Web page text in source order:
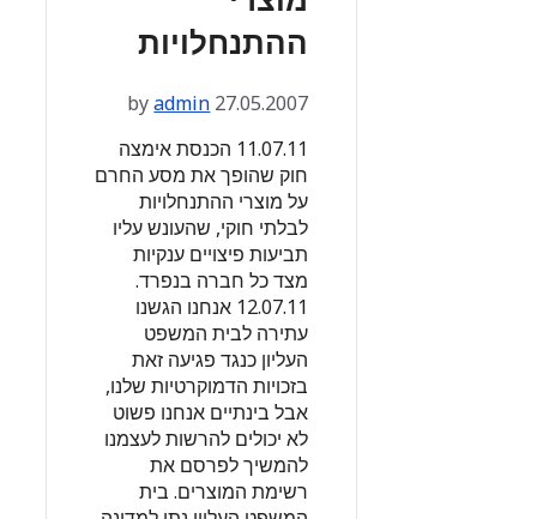
ההתנחלויות
27.05.2007
byadmin
11.07.11 הכנסת אימצה
חוק שהופך את מסע החרם
על מוצרי ההתנחלויות
לבלתי חוקי, שהעונש עליו
תביעות פיצויים ענקיות
מצד כל חברה בנפרד.
12.07.11 אנחנו הגשנו
עתירה לבית המשפט
העליון כנגד פגיעה זאת
בזכויות הדמוקרטיות שלנו,
אבל בינתיים אנחנו פשוט
לא יכולים להרשות לעצמנו
להמשיך לפרסם את
רשימת המוצרים. בית